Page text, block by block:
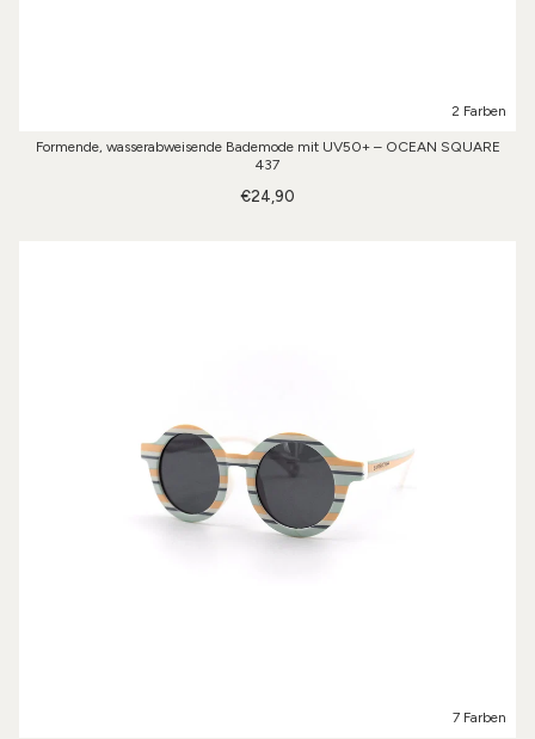
2 Farben
Formende, wasserabweisende Bademode mit UV50+ – OCEAN SQUARE
437
€24,90
7 Farben